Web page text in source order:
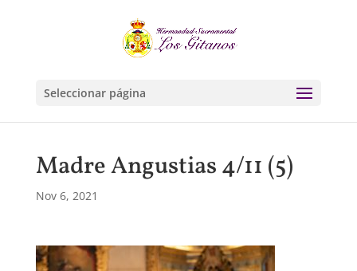
Seleccionar página
Madre Angustias 4/11 (5)
Nov 6, 2021